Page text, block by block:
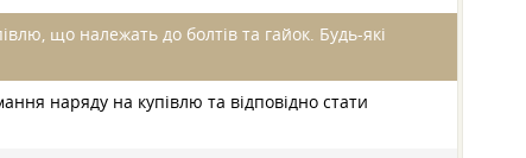
що належать до болтів та гайок. Будь-які
наряду на купівлю та відповідно стати